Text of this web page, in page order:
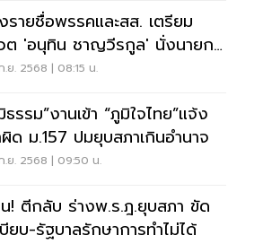
รายชื่อพรรคและสส. เตรียม
ต 'อนุทิน ชาญวีรกูล' นั่งนายกฯ
32
.ย. 2568 | 08:15 น.
ธรรม”งานเข้า “ภูมิใจไทย”แจ้ง
ผิด ม.157 ปมยุบสภาเกินอำนาจ
.ย. 2568 | 09:50 น.
! ตีกลับ ร่างพ.ร.ฎ.ยุบสภา ขัด
บียบ-รัฐบาลรักษาการทำไม่ได้